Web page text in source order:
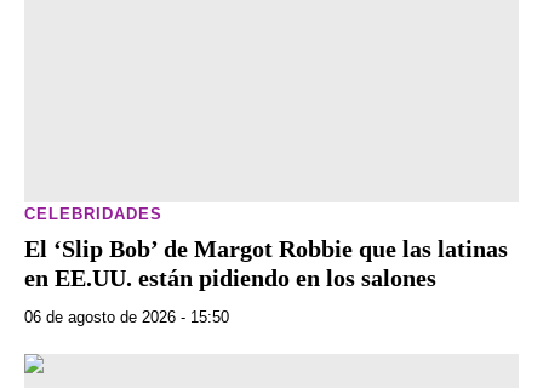
CELEBRIDADES
El ‘Slip Bob’ de Margot Robbie que las latinas
en EE.UU. están pidiendo en los salones
06 de agosto de 2026 - 15:50